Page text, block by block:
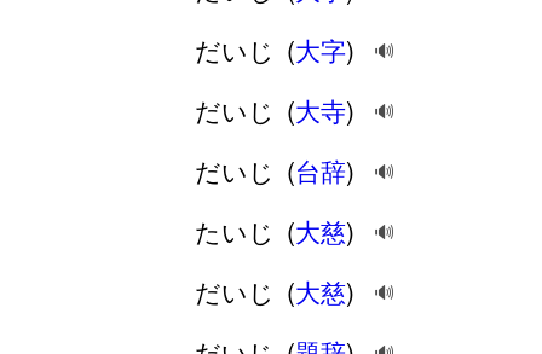
だいじ (大字) 🔊
だいじ (大寺) 🔊
だいじ (台辞) 🔊
たいじ (大慈) 🔊
だいじ (大慈) 🔊